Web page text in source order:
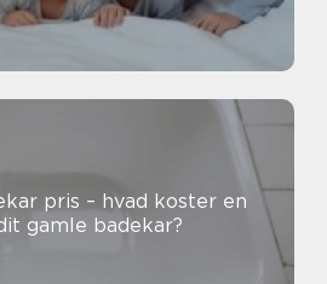
pris – hvad koster en
gamle badekar?